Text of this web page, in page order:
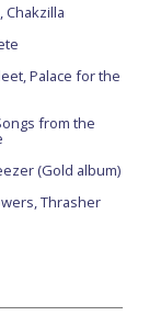
Chakzilla
Palace for the
from the
(Gold album)
Thrasher